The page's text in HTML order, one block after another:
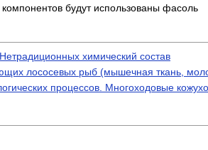
будут использованы фасоль
химический состав
лососевых рыб (мышечная ткань,
процессов. Многоходовые